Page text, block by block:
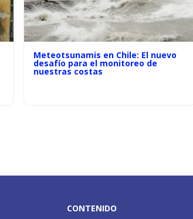
Meteotsunamis en Chile: El nuevo
desafío para el monitoreo de
nuestras costas
CONTENIDO